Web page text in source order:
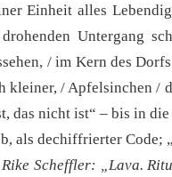
Einheit alles
Untergang
/ im Kern des
/ Apfelsinchen /
das nicht ist“ – bis in
als dechiffrierter Code;
Rike Scheffler: „Lava.